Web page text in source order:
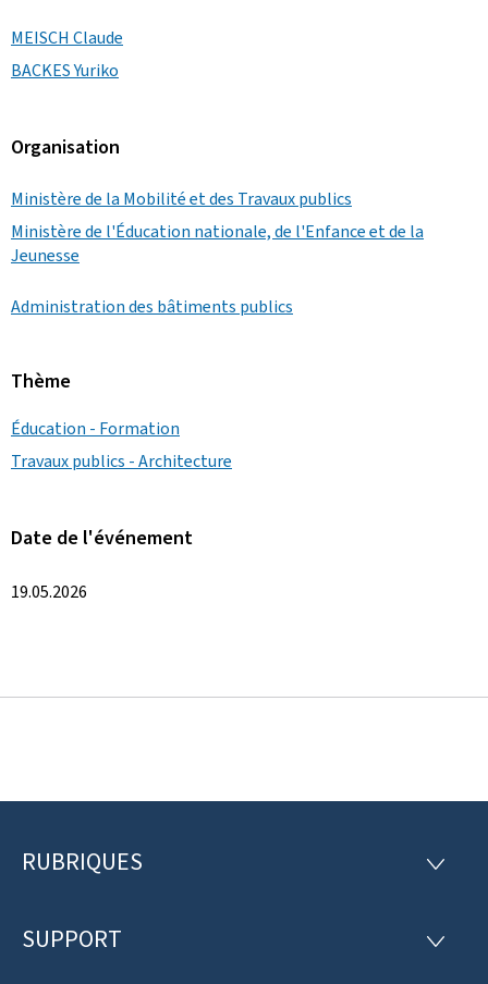
MEISCH Claude
BACKES Yuriko
Organisation
Ministère de la Mobilité et des Travaux publics
Ministère de l'Éducation nationale, de l'Enfance et de la
Jeunesse
Administration des bâtiments publics
Thème
Éducation - Formation
Travaux publics - Architecture
Date de l'événement
19.05.2026
P
e
RUBRIQUES
R
R
SUPPORT
S